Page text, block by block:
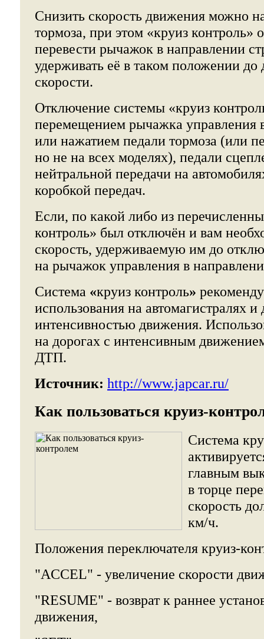
Снизить скорость движения можно
тормоза, при этом «круиз контроль»
перевести рычажок в направлении
удерживать её в таком положении
скорости.
Отключение системы «круиз
перемещением рычажка управления
или нажатием педали тормоза (или
но не на всех моделях), педали
нейтральной передачи на
коробкой передач.
Если, по какой либо из
контроль» был отключён и вам
скорость, удерживаемую им до
на рычажок управления в
Система «круиз контроль»
использования на автомагистралях и
интенсивностью движения.
на дорогах с интенсивным
ДТП.
Источник: http://www.japcar.ru/
Как пользоваться круиз-
Система
главным
в торце
скорость
км/ч.
Положения переключателя круиз-
"ACCEL" - увеличение скорости
"RESUME" - возврат к раннее
движения,